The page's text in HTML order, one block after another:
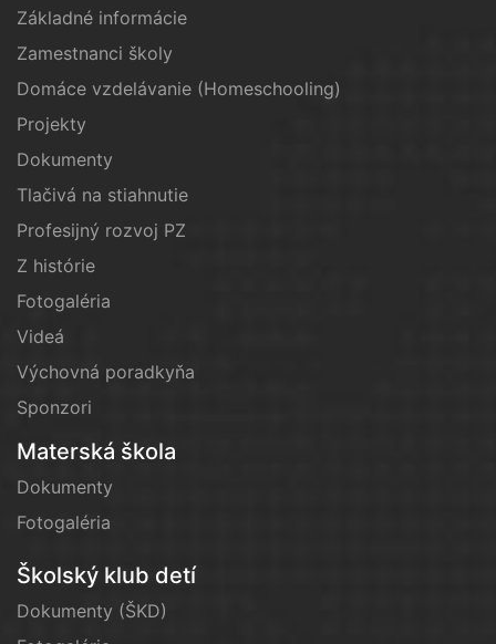
Základné informácie
Zamestnanci školy
Domáce vzdelávanie (Homeschooling)
Projekty
Dokumenty
Tlačivá na stiahnutie
Profesijný rozvoj PZ
Z histórie
Fotogaléria
Videá
Výchovná poradkyňa
Sponzori
Materská škola
Dokumenty
Fotogaléria
Školský klub detí
Dokumenty (ŠKD)